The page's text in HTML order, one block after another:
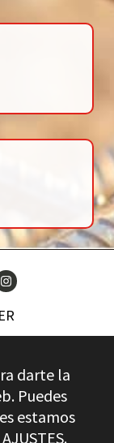
darte la
Puedes
estamos
AJUSTES.